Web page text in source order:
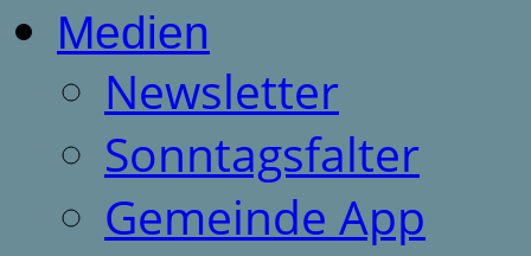
Medien
Newsletter
Sonntagsfalter
Gemeinde App